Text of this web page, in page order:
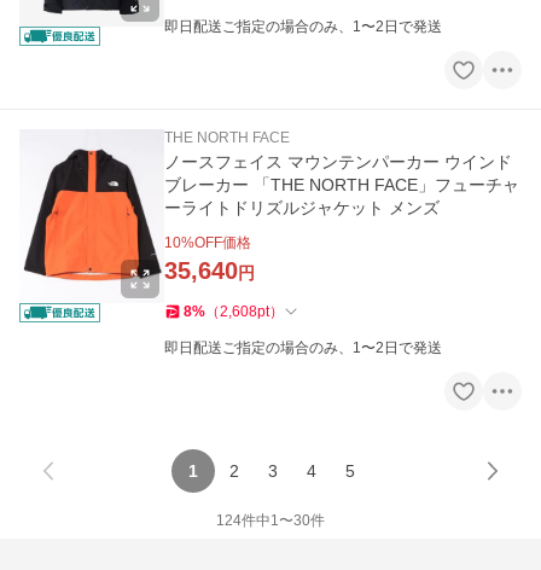
即日配送ご指定の場合のみ、1〜2日で発送
THE NORTH FACE
ノースフェイス マウンテンパーカー ウインド
ブレーカー 「THE NORTH FACE」フューチャ
ーライトドリズルジャケット メンズ
10%OFF価格
35,640円
8% （2,608pt）
即日配送ご指定の場合のみ、1〜2日で発送
1 2 3 4 5
124件中1〜30件